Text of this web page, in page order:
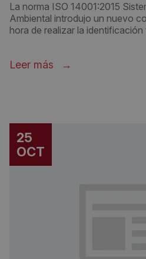
La norma ISO 14001:2015
Ambiental introdujo un nuevo
hora de realizar la
Leer más
25
OCT